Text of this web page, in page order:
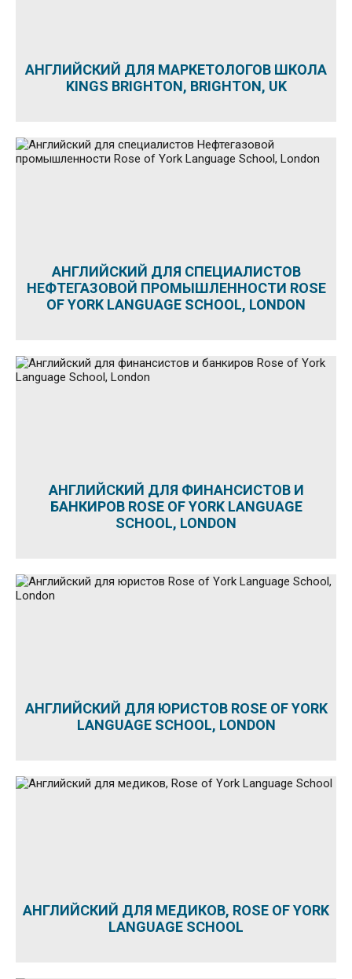
АНГЛИЙСКИЙ ДЛЯ МАРКЕТОЛОГОВ ШКОЛА
KINGS BRIGHTON, BRIGHTON, UK
АНГЛИЙСКИЙ ДЛЯ СПЕЦИАЛИСТОВ
НЕФТЕГАЗОВОЙ ПРОМЫШЛЕННОСТИ ROSE
OF YORK LANGUAGE SCHOOL, LONDON
АНГЛИЙСКИЙ ДЛЯ ФИНАНСИСТОВ И
БАНКИРОВ ROSE OF YORK LANGUAGE
SCHOOL, LONDON
АНГЛИЙСКИЙ ДЛЯ ЮРИСТОВ ROSE OF YORK
LANGUAGE SCHOOL, LONDON
АНГЛИЙСКИЙ ДЛЯ МЕДИКОВ, ROSE OF YORK
LANGUAGE SCHOOL